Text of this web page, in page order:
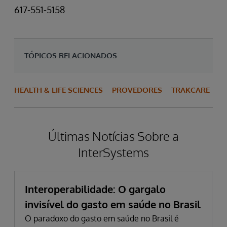
617-551-5158
TÓPICOS RELACIONADOS
HEALTH & LIFE SCIENCES PROVEDORES TRAKCARE
Últimas Notícias Sobre a
InterSystems
Interoperabilidade: O gargalo
invisível do gasto em saúde no Brasil
O paradoxo do gasto em saúde no Brasil é